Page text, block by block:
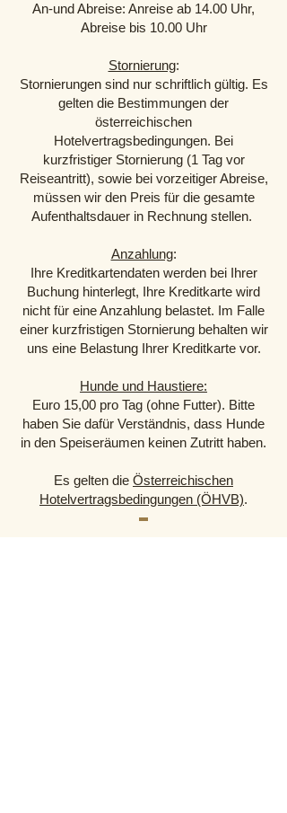
An-und Abreise: Anreise ab 14.00 Uhr,
Abreise bis 10.00 Uhr
Stornierung:
Stornierungen sind nur schriftlich gültig. Es
gelten die Bestimmungen der
österreichischen
Hotelvertragsbedingungen. Bei
kurzfristiger Stornierung (1 Tag vor
Reiseantritt), sowie bei vorzeitiger Abreise,
müssen wir den Preis für die gesamte
Aufenthaltsdauer in Rechnung stellen.
Anzahlung:
Ihre Kreditkartendaten werden bei Ihrer
Buchung hinterlegt, Ihre Kreditkarte wird
nicht für eine Anzahlung belastet. Im Falle
einer kurzfristigen Stornierung behalten wir
uns eine Belastung Ihrer Kreditkarte vor.
Hunde und Haustiere:
Euro 15,00 pro Tag (ohne Futter). Bitte
haben Sie dafür Verständnis, dass Hunde
in den Speiseräumen keinen Zutritt haben.
Es gelten die Österreichischen
Hotelvertragsbedingungen (ÖHVB).